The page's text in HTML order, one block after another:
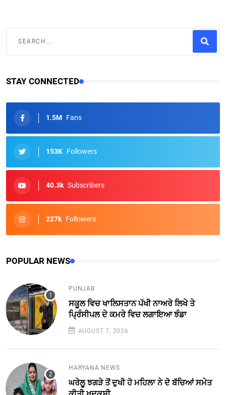
STAY CONNECTED
1.5M Fans
153K Followers
40.3k Subscribers
227k Followers
POPULAR NEWS
PUNJAB
ਸਕੂਲ ਵਿਚ ਖਾਲਿਸਤਾਨ ਪੱਖੀ ਨਾਅਰੇ ਲਿਖੇ ਤੇ
ਪ੍ਰਿੰਸੀਪਲ ਦੇ ਕਮਰੇ ਵਿਚ ਲਗਾਇਆ ਝੰਡਾ
AUGUST 7, 2026
HARYANA NEWS
ਘਰੇਲੂ ਝਗੜੇ ਤੋਂ ਦੁਖੀ ਹੋ ਮਹਿਲਾ ਨੇ ਦੋ ਬੱਚਿਆਂ ਸਮੇਤ